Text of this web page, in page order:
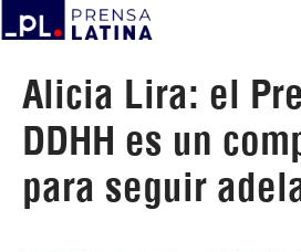
Alicia Lira: el
DDHH es un
para seguir